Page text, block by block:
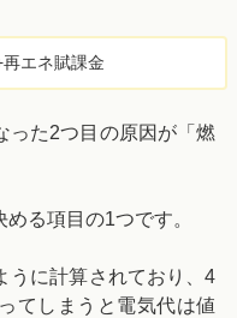
エネ賦課金
った2つ目の原因が「燃
る項目の1つです。
うに計算されており、4
てしまうと電気代は値